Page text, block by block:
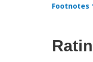
Footnotes